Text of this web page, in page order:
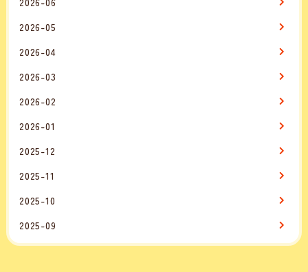
2026-05
2026-04
2026-03
2026-02
2026-01
2025-12
2025-11
2025-10
2025-09